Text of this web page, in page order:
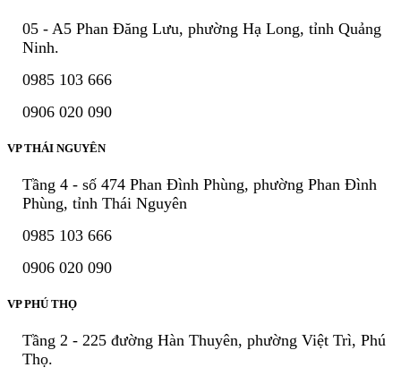
05 - A5 Phan Đăng Lưu, phường Hạ Long, tỉnh Quảng
Ninh.
0985 103 666
0906 020 090
VP THÁI NGUYÊN
Tầng 4 - số 474 Phan Đình Phùng, phường Phan Đình
Phùng, tỉnh Thái Nguyên
0985 103 666
0906 020 090
VP PHÚ THỌ
Tầng 2 - 225 đường Hàn Thuyên, phường Việt Trì, Phú
Thọ.